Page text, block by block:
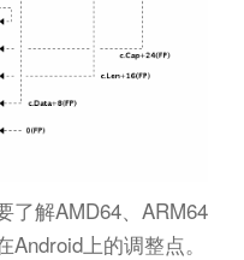
了解AMD64、ARM64
上的调整点。